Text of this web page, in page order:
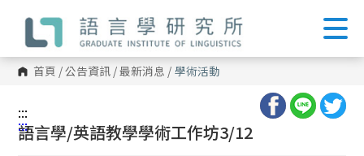
內
容 首頁 /公告資訊 /最新消息 / 學術活動
:::
:::
語言學/英語教學學術工作坊3/12